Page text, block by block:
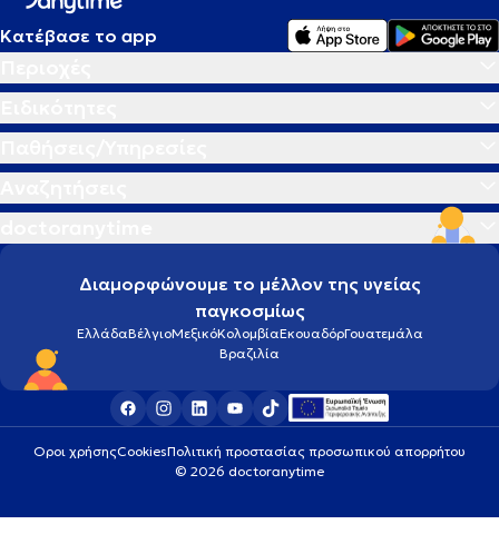
Κατέβασε το app
Διαμορφώνουμε το μέλλον της υγείας
παγκοσμίως
ΕλλάδαΒέλγιοΜεξικόΚολομβίαΕκουαδόρΓουατεμάλα
Βραζιλία
Οροι χρήσηςCookiesΠολιτική προστασίας προσωπικού απορρήτου
© 2026 doctoranytime